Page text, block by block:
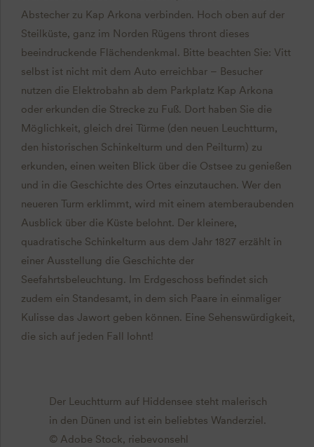
Abstecher zu Kap Arkona verbinden. Hoch oben auf der
Steilküste, ganz im Norden Rügens thront dieses
beeindruckende Flächendenkmal. Bitte beachten Sie: Vitt
selbst ist nicht mit dem Auto erreichbar – Besucher
nutzen die Elektrobahn ab dem Parkplatz Kap Arkona
oder erkunden die Strecke zu Fuß. Dort haben Sie die
Möglichkeit, gleich drei Türme (den neuen Leuchtturm,
den historischen Schinkelturm und den Peilturm) zu
erkunden, einen weiten Blick über die Ostsee zu genießen
und in die Geschichte des Ortes einzutauchen. Wer den
neueren Turm erklimmt, wird mit einem atemberaubenden
Ausblick über die Küste belohnt. Der kleinere,
quadratische Schinkelturm aus dem Jahr 1827 erzählt in
einer Ausstellung die Geschichte der
Seefahrtsbeleuchtung. Im Erdgeschoss befindet sich
zudem ein Standesamt, in dem sich Paare in einmaliger
Kulisse das Jawort geben können. Eine Sehenswürdigkeit,
die sich auf jeden Fall lohnt!
Der Leuchtturm auf Hiddensee steht malerisch
in den Dünen und ist ein beliebtes Wanderziel.
© Adobe Stock, riebevonsehl